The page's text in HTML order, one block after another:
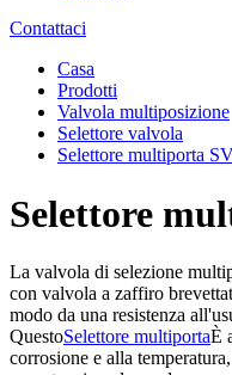
Contattaci
Casa
Prodotti
Valvola multiposizione
Selettore valvola
Selettore multiporta
Selettore
La valvola di selezione
con valvola a zaffiro
modo da una resistenza
QuestoSelettore multiportaÈ
corrosione e alla